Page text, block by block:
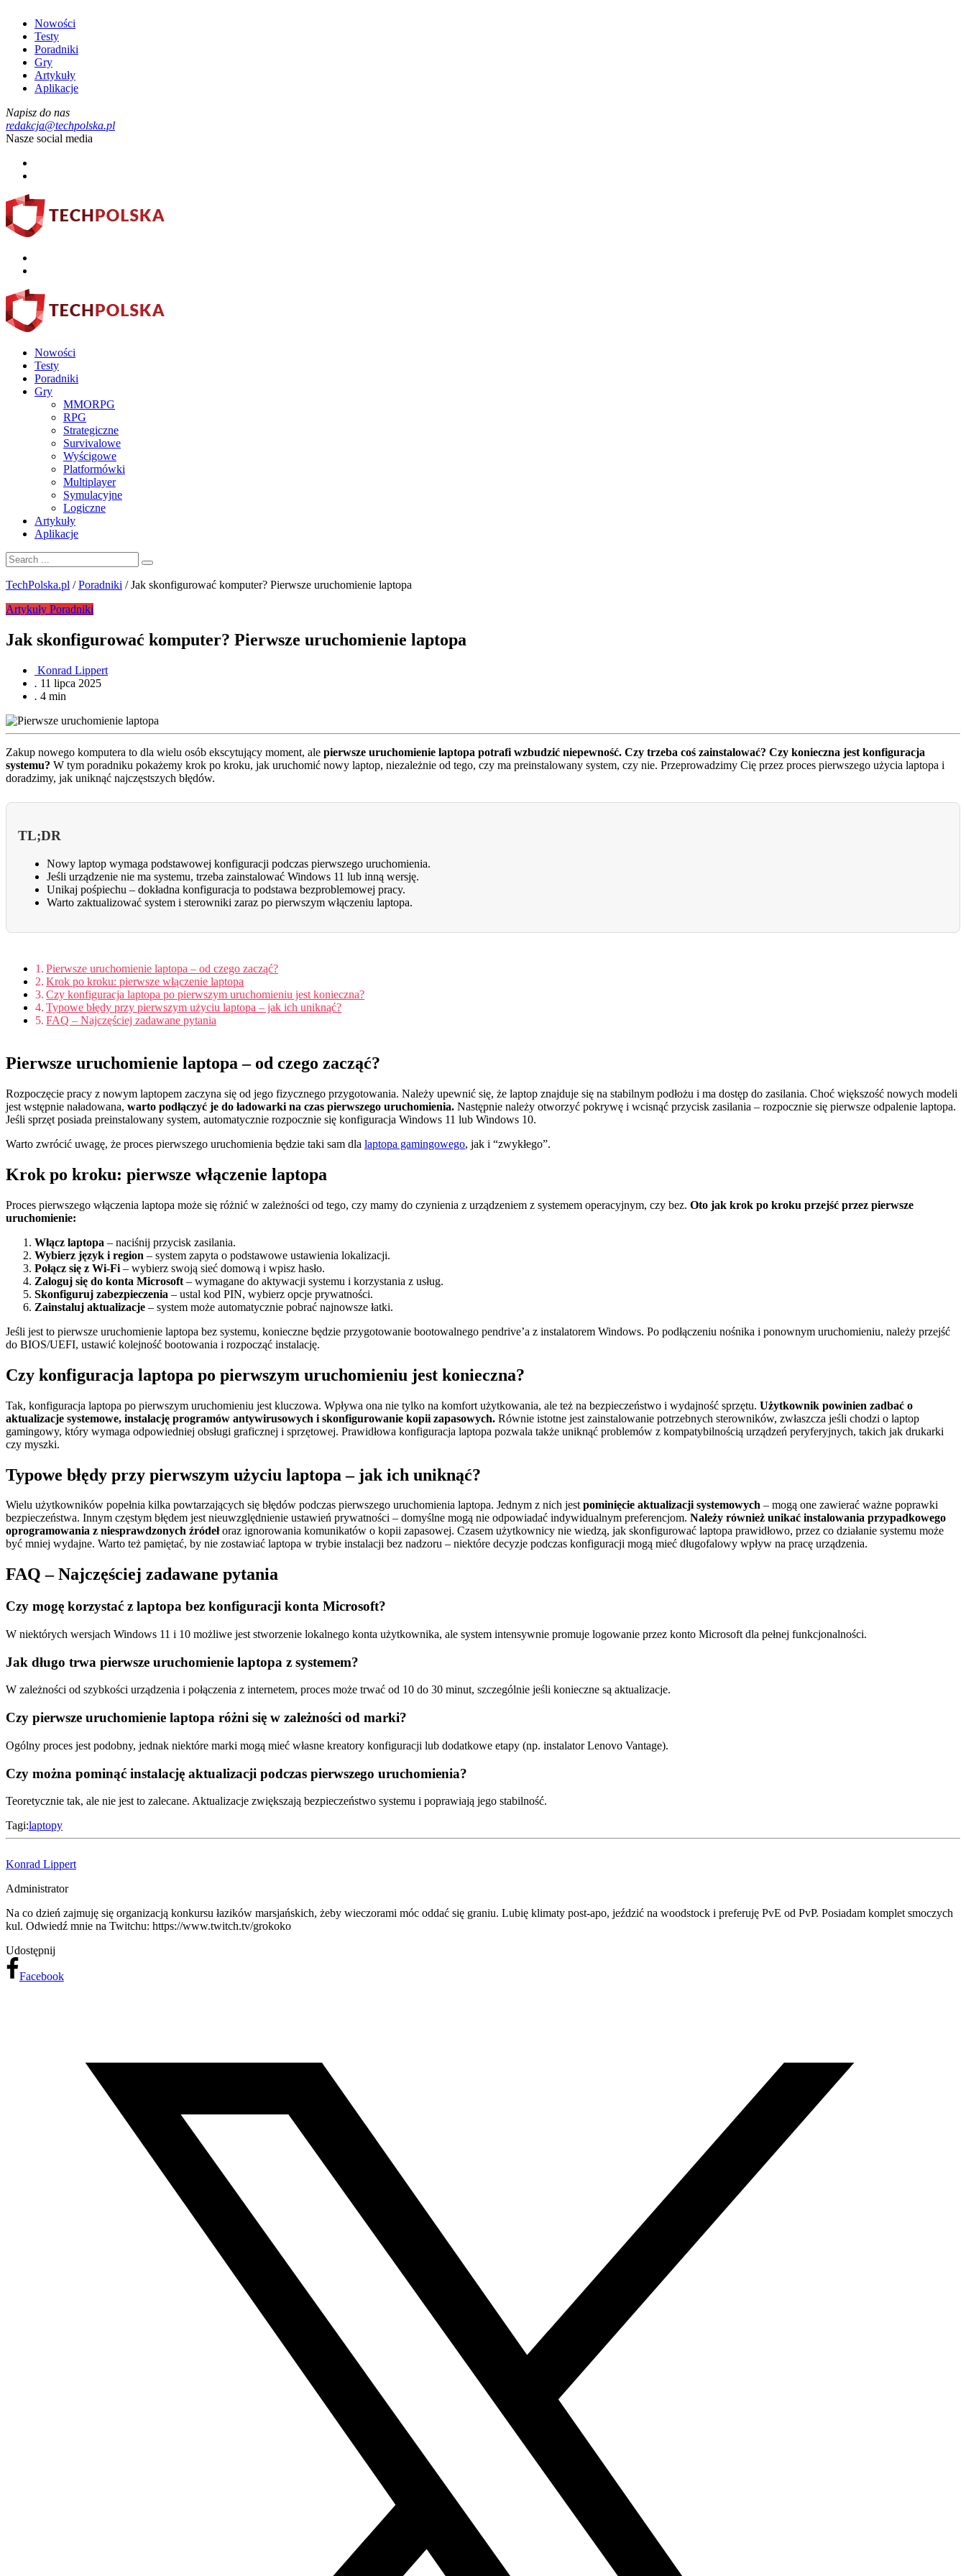
Nowości
Testy
Poradniki
Gry
Artykuły
Aplikacje
Napisz do nas
redakcja@techpolska.pl
Nasze social media
Nowości
Testy
Poradniki
Gry
MMORPG
RPG
Strategiczne
Survivalowe
Wyścigowe
Platformówki
Multiplayer
Symulacyjne
Logiczne
Artykuły
Aplikacje
TechPolska.pl /Poradniki /Jak skonfigurować komputer? Pierwsze uruchomienie laptopa
Artykuły Poradniki
Jak skonfigurować komputer? Pierwsze uruchomienie laptopa
Konrad Lippert
. 11 lipca 2025
. 4 min
Zakup nowego komputera to dla wielu osób ekscytujący moment, ale pierwsze uruchomienie laptopa potrafi wzbudzić niepewność. Czy trzeba coś zainstalować? Czy konieczna jest konfiguracja
systemu? W tym poradniku pokażemy krok po kroku, jak uruchomić nowy laptop, niezależnie od tego, czy ma preinstalowany system, czy nie. Przeprowadzimy Cię przez proces pierwszego użycia laptopa i
doradzimy, jak uniknąć najczęstszych błędów.
TL;DR
Nowy laptop wymaga podstawowej konfiguracji podczas pierwszego uruchomienia.
Jeśli urządzenie nie ma systemu, trzeba zainstalować Windows 11 lub inną wersję.
Unikaj pośpiechu – dokładna konfiguracja to podstawa bezproblemowej pracy.
Warto zaktualizować system i sterowniki zaraz po pierwszym włączeniu laptopa.
Pierwsze uruchomienie laptopa – od czego zacząć?
Krok po kroku: pierwsze włączenie laptopa
Czy konfiguracja laptopa po pierwszym uruchomieniu jest konieczna?
Typowe błędy przy pierwszym użyciu laptopa – jak ich uniknąć?
FAQ – Najczęściej zadawane pytania
Pierwsze uruchomienie laptopa – od czego zacząć?
Rozpoczęcie pracy z nowym laptopem zaczyna się od jego fizycznego przygotowania. Należy upewnić się, że laptop znajduje się na stabilnym podłożu i ma dostęp do zasilania. Choć większość nowych modeli
jest wstępnie naładowana, warto podłączyć je do ładowarki na czas pierwszego uruchomienia. Następnie należy otworzyć pokrywę i wcisnąć przycisk zasilania – rozpocznie się pierwsze odpalenie laptopa.
Jeśli sprzęt posiada preinstalowany system, automatycznie rozpocznie się konfiguracja Windows 11 lub Windows 10.
Warto zwrócić uwagę, że proces pierwszego uruchomienia będzie taki sam dla laptopa gamingowego, jak i “zwykłego”.
Krok po kroku: pierwsze włączenie laptopa
Proces pierwszego włączenia laptopa może się różnić w zależności od tego, czy mamy do czynienia z urządzeniem z systemem operacyjnym, czy bez. Oto jak krok po kroku przejść przez pierwsze
uruchomienie:
Włącz laptopa – naciśnij przycisk zasilania.
Wybierz język i region – system zapyta o podstawowe ustawienia lokalizacji.
Połącz się z Wi-Fi – wybierz swoją sieć domową i wpisz hasło.
Zaloguj się do konta Microsoft – wymagane do aktywacji systemu i korzystania z usług.
Skonfiguruj zabezpieczenia – ustal kod PIN, wybierz opcje prywatności.
Zainstaluj aktualizacje – system może automatycznie pobrać najnowsze łatki.
Jeśli jest to pierwsze uruchomienie laptopa bez systemu, konieczne będzie przygotowanie bootowalnego pendrive’a z instalatorem Windows. Po podłączeniu nośnika i ponownym uruchomieniu, należy przejść
do BIOS/UEFI, ustawić kolejność bootowania i rozpocząć instalację.
Czy konfiguracja laptopa po pierwszym uruchomieniu jest konieczna?
Tak, konfiguracja laptopa po pierwszym uruchomieniu jest kluczowa. Wpływa ona nie tylko na komfort użytkowania, ale też na bezpieczeństwo i wydajność sprzętu. Użytkownik powinien zadbać o
aktualizacje systemowe, instalację programów antywirusowych i skonfigurowanie kopii zapasowych. Równie istotne jest zainstalowanie potrzebnych sterowników, zwłaszcza jeśli chodzi o laptop
gamingowy, który wymaga odpowiedniej obsługi graficznej i sprzętowej. Prawidłowa konfiguracja laptopa pozwala także uniknąć problemów z kompatybilnością urządzeń peryferyjnych, takich jak drukarki
czy myszki.
Typowe błędy przy pierwszym użyciu laptopa – jak ich uniknąć?
Wielu użytkowników popełnia kilka powtarzających się błędów podczas pierwszego uruchomienia laptopa. Jednym z nich jestpominięcie aktualizacji systemowych – mogą one zawierać ważne poprawki
bezpieczeństwa. Innym częstym błędem jest nieuwzględnienie ustawień prywatności – domyślne mogą nie odpowiadać indywidualnym preferencjom. Należy również unikać instalowania przypadkowego
oprogramowania z niesprawdzonych źródełoraz ignorowania komunikatów o kopii zapasowej. Czasem użytkownicy nie wiedzą, jak skonfigurować laptopa prawidłowo, przez co działanie systemu może
być mniej wydajne. Warto też pamiętać, by nie zostawiać laptopa w trybie instalacji bez nadzoru – niektóre decyzje podczas konfiguracji mogą mieć długofalowy wpływ na pracę urządzenia.
FAQ – Najczęściej zadawane pytania
Czy mogę korzystać z laptopa bez konfiguracji konta Microsoft?
W niektórych wersjach Windows 11 i 10 możliwe jest stworzenie lokalnego konta użytkownika, ale system intensywnie promuje logowanie przez konto Microsoft dla pełnej funkcjonalności.
Jak długo trwa pierwsze uruchomienie laptopa z systemem?
W zależności od szybkości urządzenia i połączenia z internetem, proces może trwać od 10 do 30 minut, szczególnie jeśli konieczne są aktualizacje.
Czy pierwsze uruchomienie laptopa różni się w zależności od marki?
Ogólny proces jest podobny, jednak niektóre marki mogą mieć własne kreatory konfiguracji lub dodatkowe etapy (np. instalator Lenovo Vantage).
Czy można pominąć instalację aktualizacji podczas pierwszego uruchomienia?
Teoretycznie tak, ale nie jest to zalecane. Aktualizacje zwiększają bezpieczeństwo systemu i poprawiają jego stabilność.
Tagi:laptopy
Konrad Lippert
Administrator
Na co dzień zajmuję się organizacją konkursu łazików marsjańskich, żeby wieczorami móc oddać się graniu. Lubię klimaty post-apo, jeździć na woodstock i preferuję PvE od PvP. Posiadam komplet smoczych
kul. Odwiedź mnie na Twitchu: https://www.twitch.tv/grokoko
Udostępnij
Facebook